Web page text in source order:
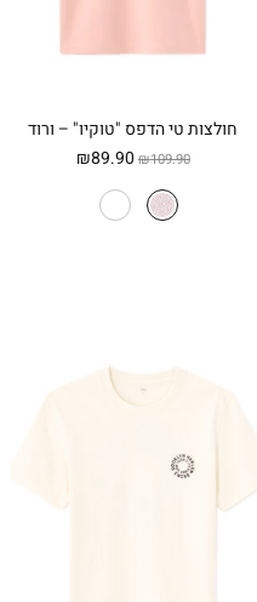
חולצות טי הדפס "טוקיו" – ורוד
₪109.90
המחיר
המקורי
היה:
₪89.90